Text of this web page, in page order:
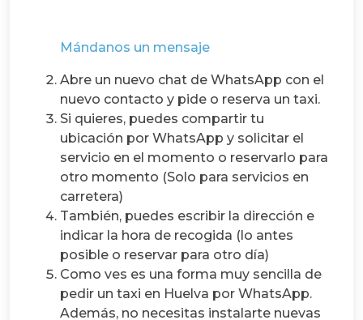
Mándanos un mensaje
Abre un nuevo chat de WhatsApp con el
nuevo contacto y pide o reserva un taxi.
Si quieres, puedes compartir tu
ubicación por WhatsApp y solicitar el
servicio en el momento o reservarlo para
otro momento (Solo para servicios en
carretera)
También, puedes escribir la dirección e
indicar la hora de recogida (lo antes
posible o reservar para otro día)
Como ves es una forma muy sencilla de
pedir un taxi en Huelva por WhatsApp.
Además, no necesitas instalarte nuevas